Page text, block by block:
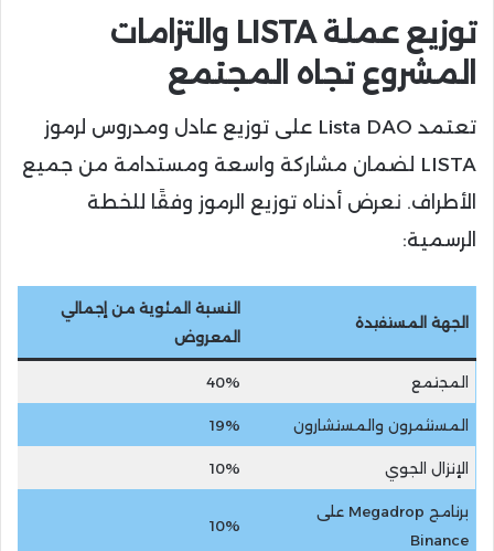
توزيع عملة LISTA والتزامات
المشروع تجاه المجتمع
تعتمد Lista DAO على توزيع عادل ومدروس لرموز
LISTA لضمان مشاركة واسعة ومستدامة من جميع
الأطراف. نعرض أدناه توزيع الرموز وفقًا للخطة
الرسمية:
الجهة المستفيدة
النسبة المئوية من إجمالي
المعروض
المجتمع 40%
المستثمرون والمستشارون 19%
الإنزال الجوي 10%
برنامج Megadrop على
Binance
10%